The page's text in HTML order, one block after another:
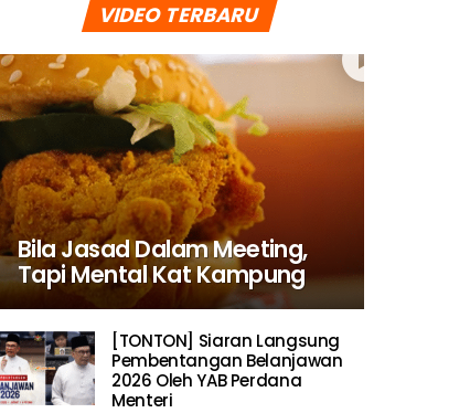
VIDEO TERBARU
Bila Jasad Dalam Meeting,
Tapi Mental Kat Kampung
[TONTON] Siaran Langsung
Pembentangan Belanjawan
2026 Oleh YAB Perdana
Menteri